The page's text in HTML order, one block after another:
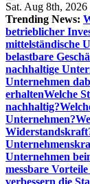
Sat. Aug 8th, 2026
Trending News:
betrieblicher
mittelständische
belastbare
nachhaltige
Unternehmen
erhaltenWelche
nachhaltig?
Unternehmen?
Unternehmen
messbare
verbessern die